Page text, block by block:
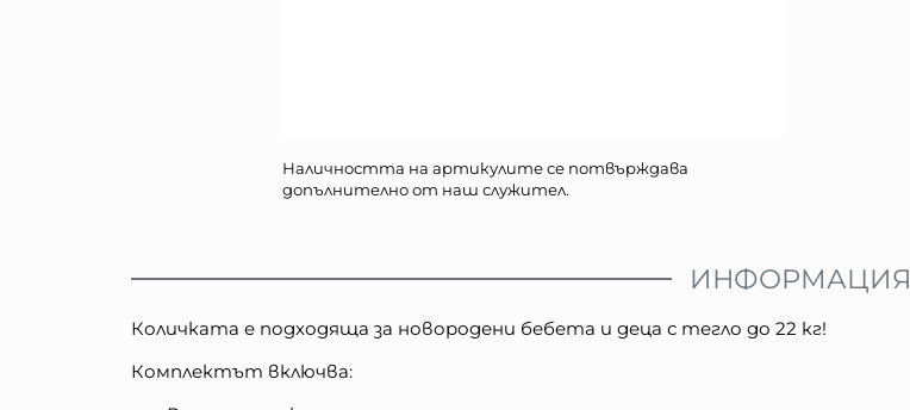
Наличността на артикулите се потвърждава
допълнително от наш служител.
ИНФОРМАЦИЯ
Количката е подходяща за новородени бебета и деца с тегло до 22 кг!
Комплектът включва: